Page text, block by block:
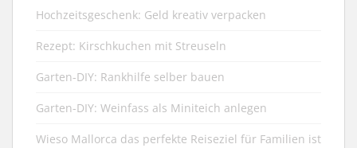
Hochzeitsgeschenk: Geld kreativ verpacken
Rezept: Kirschkuchen mit Streuseln
Garten-DIY: Rankhilfe selber bauen
Garten-DIY: Weinfass als Miniteich anlegen
Wieso Mallorca das perfekte Reiseziel für Familien ist